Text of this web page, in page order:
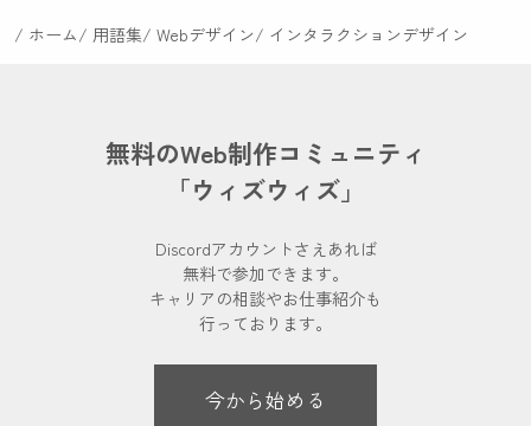
ホーム 用語集 Webデザイン インタラクションデザイン
無料のWeb制作コミュニティ
「ウィズウィズ」
Discordアカウントさえあれば
無料で参加できます。
キャリアの相談やお仕事紹介も
行っております。
今から始める